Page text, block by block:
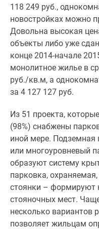
Подмосковья
Студии
комнатные
комнатные
Квартиры
карте
Ипотечный
калькулятор
Семейная
ипотека
Военная
ипотека
Банки
118 249 руб.,
новостройках можно
Довольна высокая
объекты либо уже
конце 2014-начале
монолитное жилье в
руб./кв.м, а
за 4 127 127 руб.
Из 51 проекта,
(98%) снабжены
иной мере.
или многоуровневый
образуют систему
парковка,
стоянки – формируют
стояночных мест.
несколько вариантов
позволяет жильцам